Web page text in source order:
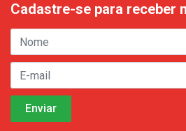
Cadastre-se para receber